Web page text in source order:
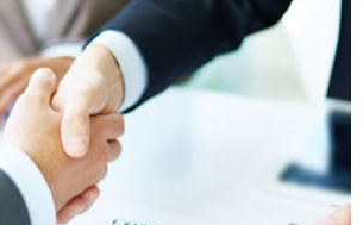
Kako da imate blistavu kožu bez skupih
tretmana?
Kako da se podmladite uz kreme sa
hijaluronom